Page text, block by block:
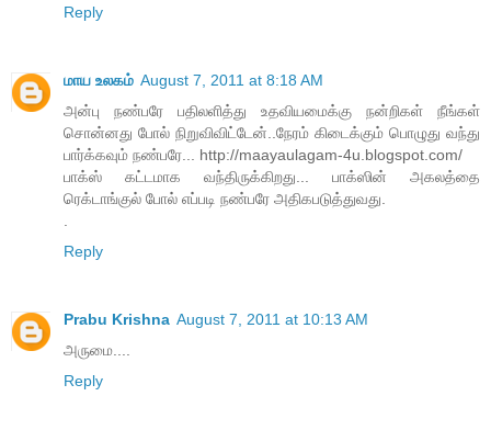
Reply
மாய உலகம் August 7, 2011 at 8:18 AM
அன்பு நண்பரே பதிலளித்து உதவியமைக்கு நன்றிகள் நீங்கள்
சொன்னது போல் நிறுவிவிட்டேன்..நேரம் கிடைக்கும் பொழுது வந்து
பார்க்கவும் நண்பரே... http://maayaulagam-4u.blogspot.com/
பாக்ஸ் கட்டமாக வந்திருக்கிறது... பாக்ஸின் அகலத்தை
ரெக்டாங்குல் போல் எப்படி நண்பரே அதிகபடுத்துவது.
Reply
Prabu Krishna August 7, 2011 at 10:13 AM
அருமை....
Reply